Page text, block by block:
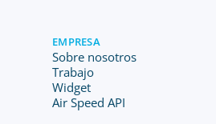
EMPRESA
Sobre nosotros
Trabajo
Widget
Air Speed API